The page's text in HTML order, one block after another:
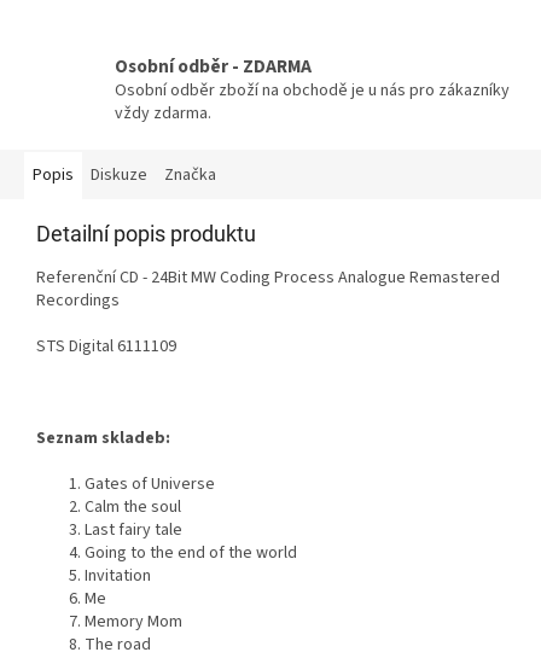
Osobní odběr - ZDARMA
Osobní odběr zboží na obchodě je u nás pro zákazníky
vždy zdarma.
Popis Diskuze Značka
Detailní popis produktu
Referenční CD - 24Bit MW Coding Process Analogue Remastered
Recordings
STS Digital 6111109
Seznam skladeb:
Gates of Universe
Calm the soul
Last fairy tale
Going to the end of the world
Invitation
Me
Memory Mom
The road